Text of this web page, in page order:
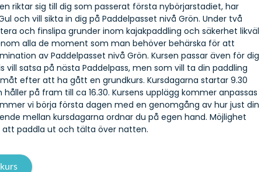
riktar sig till dig som passerat första nybörjarstadiet, har
och vill sikta in dig på Paddelpasset nivå Grön. Under två
och finslipa grunder inom kajakpaddling och säkerhet likväl
alla de moment som man behöver behärska för att
av Paddelpasset nivå Grön. Kursen passar även för dig
vill satsa på nästa Paddelpass, men som vill ta din paddling
efter att ha gått en grundkurs. Kursdagarna startar 9.30
på fram till ca 16.30. Kursens upplägg kommer anpassas
vi börja första dagen med en genomgång av hur just din
mellan kursdagarna ordnar du på egen hand. Möjlighet
att paddla ut och tälta över natten.